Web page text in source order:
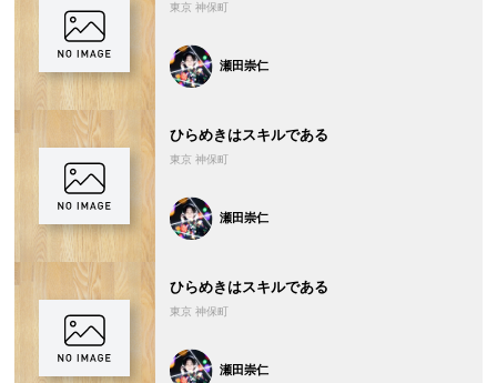
東京 神保町
瀬田崇仁
ひらめきはスキルである
東京 神保町
瀬田崇仁
ひらめきはスキルである
東京 神保町
瀬田崇仁